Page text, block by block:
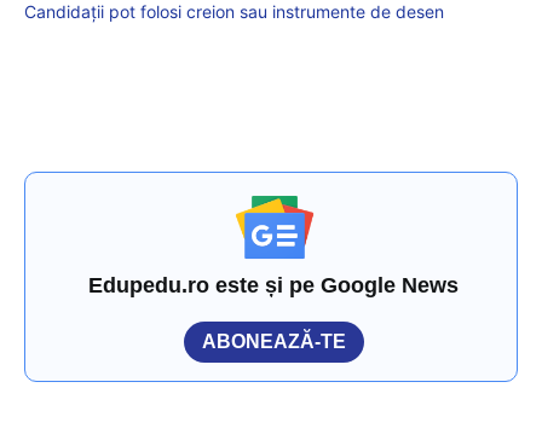
Candidații pot folosi creion sau instrumente de desen
Edupedu.ro este și pe Google News
ABONEAZĂ-TE